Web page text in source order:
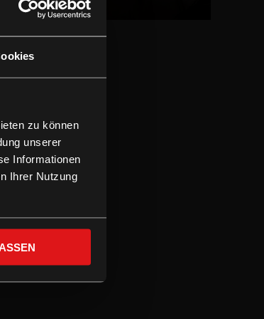
zu können
unserer
Informationen
Ihrer Nutzung